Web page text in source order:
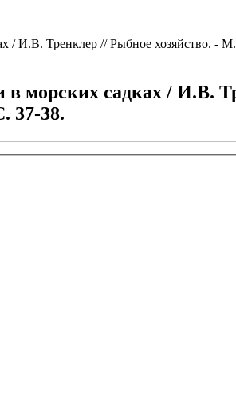
/ И.В. Тренклер // Рыбное хозяйство. -
морских садках / И.В.
37-38.